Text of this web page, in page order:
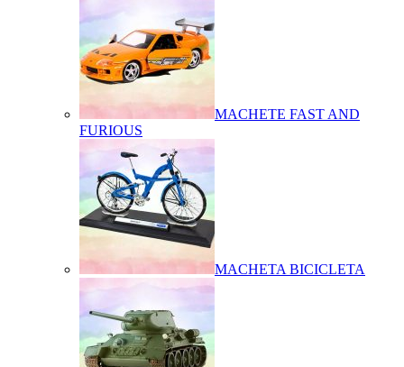
MACHETE FAST AND
FURIOUS
MACHETA BICICLETA